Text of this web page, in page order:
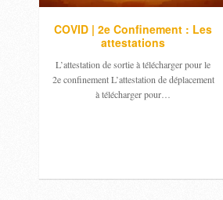
COVID | 2e Confinement : Les
attestations
L’attestation de sortie à télécharger pour le
2e confinement L’attestation de déplacement
à télécharger pour…